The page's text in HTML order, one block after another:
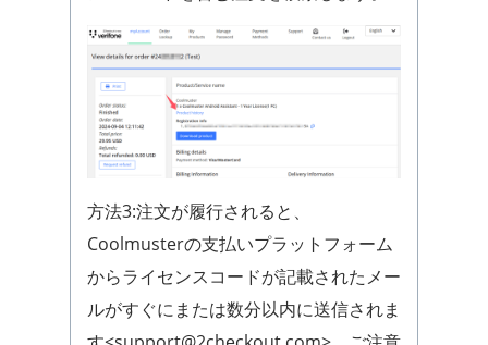
方法3:注文が履行されると、
Coolmusterの支払いプラットフォーム
からライセンスコードが記載されたメー
ルがすぐにまたは数分以内に送信されま